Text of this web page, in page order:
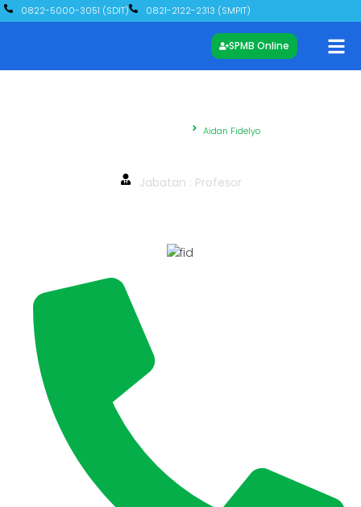
0822-5000-3051 (SDIT) 0821-2122-2313 (SMPIT)
SPMB Online
Aidan Fidelyo
Jabatan : Profesor